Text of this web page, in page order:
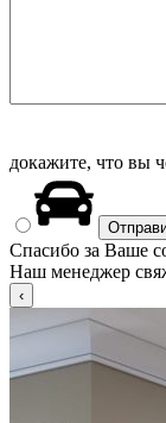
докажите, что вы
Спасибо за Ваше
Наш менеджер